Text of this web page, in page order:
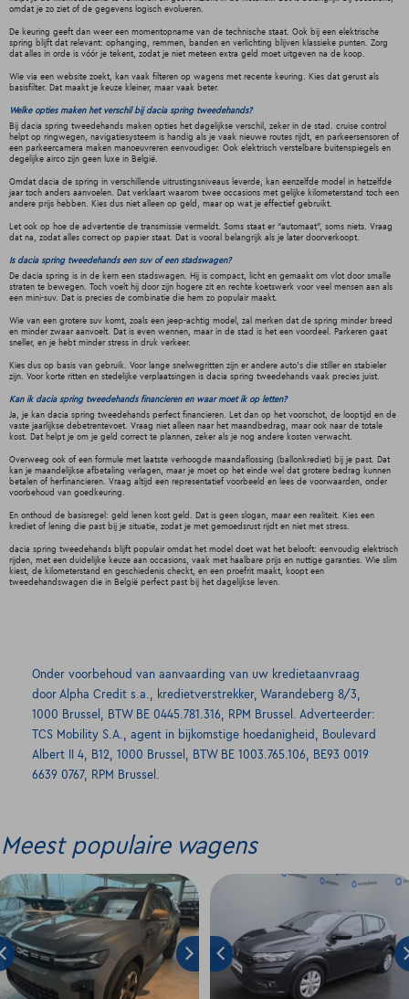
omdat je zo ziet of de gegevens logisch evolueren.
De keuring geeft dan weer een momentopname van de technische staat. Ook bij een elektrische
spring blijft dat relevant: ophanging, remmen, banden en verlichting blijven klassieke punten. Zorg
dat alles in orde is vóór je tekent, zodat je niet meteen extra geld moet uitgeven na de koop.
Wie via een website zoekt, kan vaak filteren op wagens met recente keuring. Kies dat gerust als
basisfilter. Dat maakt je keuze kleiner, maar vaak beter.
Welke opties maken het verschil bij dacia spring tweedehands?
Bij dacia spring tweedehands maken opties het dagelijkse verschil, zeker in de stad. cruise control
helpt op ringwegen, navigatiesysteem is handig als je vaak nieuwe routes rijdt, en parkeersensoren of
een parkeercamera maken manoeuvreren eenvoudiger. Ook elektrisch verstelbare buitenspiegels en
degelijke airco zijn geen luxe in België.
Omdat dacia de spring in verschillende uitrustingsniveaus leverde, kan eenzelfde model in hetzelfde
jaar toch anders aanvoelen. Dat verklaart waarom twee occasions met gelijke kilometerstand toch een
andere prijs hebben. Kies dus niet alleen op geld, maar op wat je effectief gebruikt.
Let ook op hoe de advertentie de transmissie vermeldt. Soms staat er “automaat”, soms niets. Vraag
dat na, zodat alles correct op papier staat. Dat is vooral belangrijk als je later doorverkoopt.
Is dacia spring tweedehands een suv of een stadswagen?
De dacia spring is in de kern een stadswagen. Hij is compact, licht en gemaakt om vlot door smalle
straten te bewegen. Toch voelt hij door zijn hogere zit en rechte koetswerk voor veel mensen aan als
een mini-suv. Dat is precies de combinatie die hem zo populair maakt.
Wie van een grotere suv komt, zoals een jeep-achtig model, zal merken dat de spring minder breed
en minder zwaar aanvoelt. Dat is even wennen, maar in de stad is het een voordeel. Parkeren gaat
sneller, en je hebt minder stress in druk verkeer.
Kies dus op basis van gebruik. Voor lange snelwegritten zijn er andere auto's die stiller en stabieler
zijn. Voor korte ritten en stedelijke verplaatsingen is dacia spring tweedehands vaak precies juist.
Kan ik dacia spring tweedehands financieren en waar moet ik op letten?
Ja, je kan dacia spring tweedehands perfect financieren. Let dan op het voorschot, de looptijd en de
vaste jaarlijkse debetrentevoet. Vraag niet alleen naar het maandbedrag, maar ook naar de totale
kost. Dat helpt je om je geld correct te plannen, zeker als je nog andere kosten verwacht.
Overweeg ook of een formule met laatste verhoogde maandaflossing (ballonkrediet) bij je past. Dat
kan je maandelijkse afbetaling verlagen, maar je moet op het einde wel dat grotere bedrag kunnen
betalen of herfinancieren. Vraag altijd een representatief voorbeeld en lees de voorwaarden, onder
voorbehoud van goedkeuring.
En onthoud de basisregel: geld lenen kost geld. Dat is geen slogan, maar een realiteit. Kies een
krediet of lening die past bij je situatie, zodat je met gemoedsrust rijdt en niet met stress.
dacia spring tweedehands blijft populair omdat het model doet wat het belooft: eenvoudig elektrisch
rijden, met een duidelijke keuze aan occasions, vaak met haalbare prijs en nuttige garanties. Wie slim
kiest, de kilometerstand en geschiedenis checkt, en een proefrit maakt, koopt een
tweedehandswagen die in België perfect past bij het dagelijkse leven.
Onder voorbehoud van aanvaarding van uw kredietaanvraag
door Alpha Credit s.a., kredietverstrekker, Warandeberg 8/3,
1000 Brussel, BTW BE 0445.781.316, RPM Brussel. Adverteerder:
TCS Mobility S.A., agent in bijkomstige hoedanigheid, Boulevard
Albert II 4, B12, 1000 Brussel, BTW BE 1003.765.106, BE93 0019
6639 0767, RPM Brussel.
Meest populaire wagens